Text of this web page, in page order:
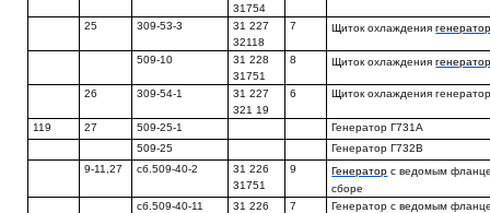
31754
25 309-53-3
31 227
32118
7 Щиток охлаждения
509-10
31 228
31751
8 Щиток охлаждения
26 309-54-1
31 227
321 19
6 Щиток охлаждения
119 27 509-25-1
Генератор Г731А
509-25
Генератор Г732В
9-11,27
сб.509-40-2
31 226
31751
9 Генератор с ведомым
сборе
сб.509-40-11
31 226
7
Генератор с ведомым